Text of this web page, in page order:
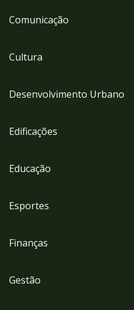
Comunicação
Cultura
Desenvolvimento Urbano
Edificações
Educação
Esportes
Finanças
Gestão